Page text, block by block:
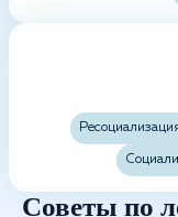
Советы по